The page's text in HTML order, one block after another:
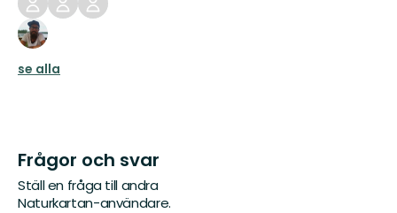
se alla
Frågor och svar
Ställ en fråga till andra
Naturkartan-användare.